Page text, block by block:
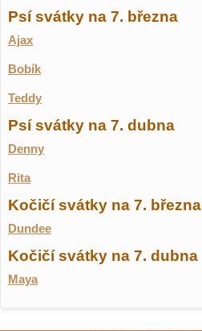
Psí svátky na 7. března
Ajax
Bobík
Teddy
Psí svátky na 7. dubna
Denny
Rita
Kočičí svátky na 7. března
Dundee
Kočičí svátky na 7. dubna
Maya